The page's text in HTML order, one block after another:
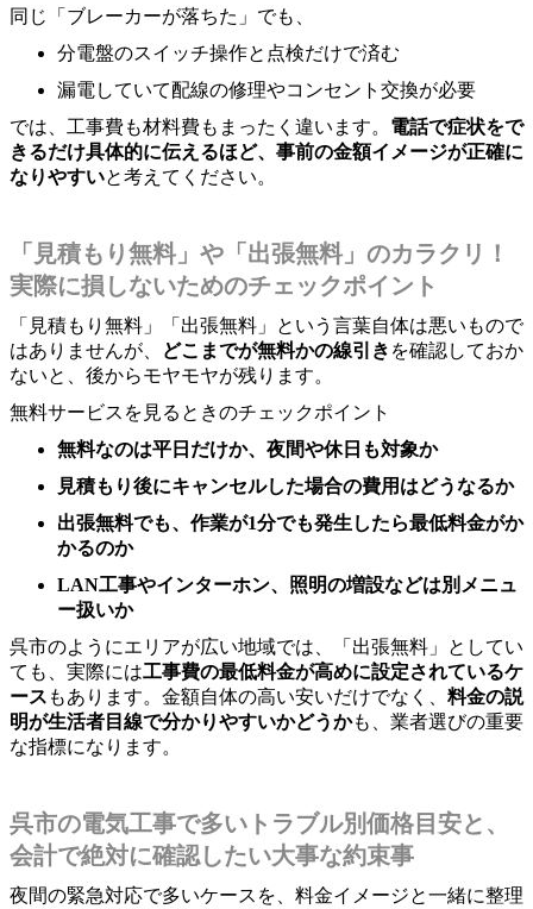
同じ「ブレーカーが落ちた」でも、
分電盤のスイッチ操作と点検だけで済む
漏電していて配線の修理やコンセント交換が必要
では、工事費も材料費もまったく違います。 電話で症状をで
きるだけ具体的に伝えるほど、事前の金額イメージが正確に
なりやすいと考えてください。
「見積もり無料」や「出張無料」のカラクリ！
実際に損しないためのチェックポイント
「見積もり無料」「出張無料」という言葉自体は悪いもので
はありませんが、
どこまでが無料かの線引き を確認しておか
ないと、後からモヤモヤが残ります。
無料サービスを見るときのチェックポイント
無料なのは平日だけか、夜間や休日も対象か
見積もり後にキャンセルした場合の費用はどうなるか
出張無料でも、作業が1分でも発生したら最低料金がか
かるのか
LAN工事やインターホン、照明の増設などは別メニュ
ー扱いか
呉市のようにエリアが広い地域では、「出張無料」としてい
ても、実際には工事費の最低料金が高めに設定されているケ
ース もあります。金額自体の高い安いだけでなく、 料金の説
明が生活者目線で分かりやすいかどうかも、業者選びの重要
な指標になります。
呉市の電気工事で多いトラブル別価格目安と、
会計で絶対に確認したい大事な約束事
夜間の緊急対応で多いケースを、料金イメージと一緒に整理